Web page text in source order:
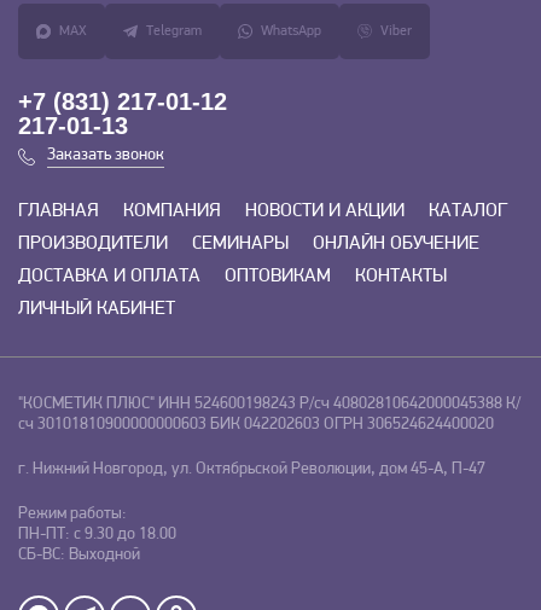
MAX Telegram WhatsApp Viber
+7 (831) 217-01-12
217-01-13
Заказать звонок
ГЛАВНАЯ КОМПАНИЯ НОВОСТИ И АКЦИИ
КАТАЛОГ
ПРОИЗВОДИТЕЛИ
СЕМИНАРЫ
ОНЛАЙН ОБУЧЕНИЕ
ДОСТАВКА И ОПЛАТА
ОПТОВИКАМ
КОНТАКТЫ
ЛИЧНЫЙ КАБИНЕТ
"КОСМЕТИК ПЛЮС" ИНН 524600198243 Р/сч 40802810642000045388 К/
сч 30101810900000000603 БИК 042202603 ОГРН 306524624400020
г. Нижний Новгород, ул. Октябрьской Революции, дом 45-А, П-47
Режим работы:
ПН-ПТ: с 9.30 до 18.00
СБ-ВС: Выходной